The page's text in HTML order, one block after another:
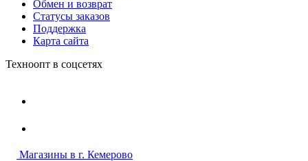
Обмен и возврат
Статусы заказов
Поддержка
Карта сайта
Техноопт в соцсетях
Магазины в г. Кемерово